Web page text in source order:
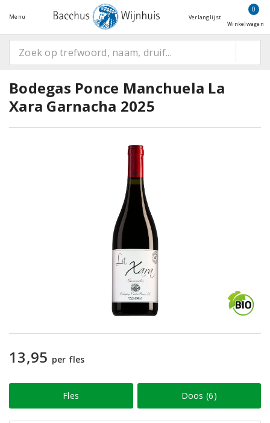
Menu Verlanglijst
0
Winkelwagen
Bodegas Ponce Manchuela La
Xara Garnacha 2025
13,95 per fles
Fles Doos (6)